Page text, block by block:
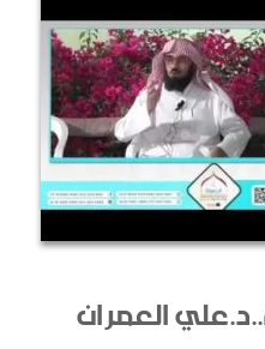
العمران